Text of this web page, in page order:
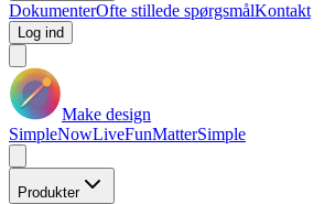
DokumenterOfte stillede spørgsmålKontakt
Log ind
Make design
SimpleNowLiveFunMatterSimple
Produkter